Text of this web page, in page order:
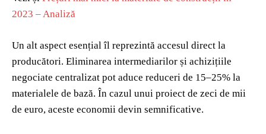
2023 – Analiză
Un alt aspect esențial îl reprezintă accesul direct la
producători. Eliminarea intermediarilor și achizițiile
negociate centralizat pot aduce reduceri de 15–25% la
materialele de bază. În cazul unui proiect de zeci de mii
de euro, aceste economii devin semnificative.